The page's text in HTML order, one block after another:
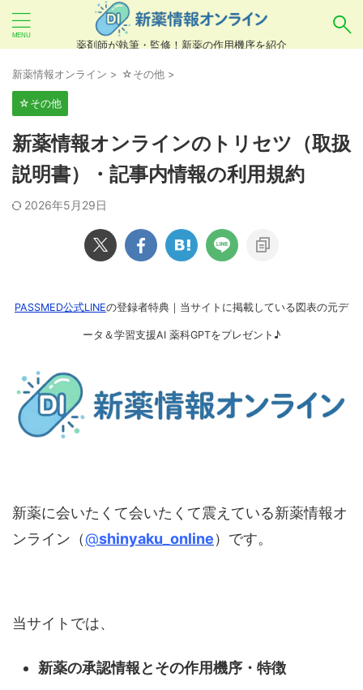
薬剤師が執筆・監修！新薬の作用機序を紹介
あいまい検索（例：ひらがな、誤字）には対応し
ていませんので、製品名・一般名・キーワードな
どをカタカナ
でご入力ください。
良い例：テセントリク
悪い例：てせんとりく テセンタリク
新薬情報オンライン > ☆その他 >
☆その他
新薬情報オンラインのトリセツ（取扱
説明書）・記事内情報の利用規約
2026年5月29日
PASSMED公式LINEの登録者特典｜当サイトに掲載している図表の元デ
ータ＆学習支援AI 薬科GPTをプレゼント♪
新薬に会いたくて会いたくて震えている新薬情報オ
ンライン（@shinyaku_online）です。
当サイトでは、
新薬の承認情報とその作用機序・特徴